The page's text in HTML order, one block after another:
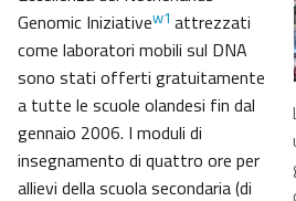
Genomic Iniziativew1 attrezzati
come laboratori mobili sul DNA
sono stati offerti gratuitamente
a tutte le scuole olandesi fin dal
gennaio 2006. I moduli di
insegnamento di quattro ore per
allievi della scuola secondaria (di